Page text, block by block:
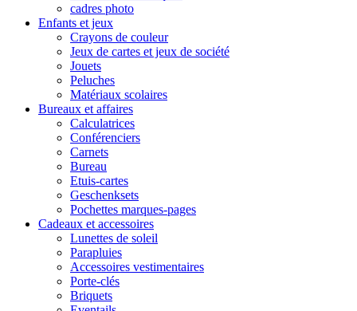
cadres photo
Enfants et jeux
Crayons de couleur
Jeux de cartes et jeux de société
Jouets
Peluches
Matériaux scolaires
Bureaux et affaires
Calculatrices
Conférenciers
Carnets
Bureau
Etuis-cartes
Geschenksets
Pochettes marques-pages
Cadeaux et accessoires
Lunettes de soleil
Parapluies
Accessoires vestimentaires
Porte-clés
Briquets